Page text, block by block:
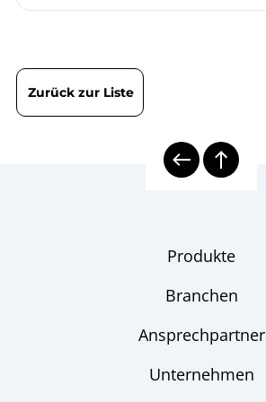
Zurück zur Liste
Produkte
Branchen
Ansprechpartner
Unternehmen